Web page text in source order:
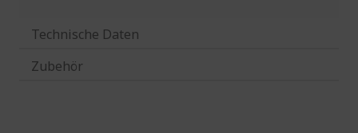
Technische Daten
Zubehör